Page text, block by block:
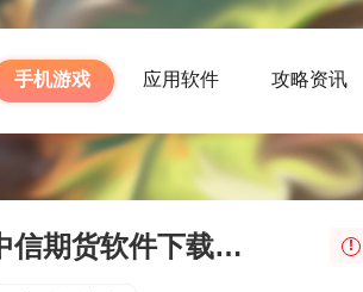
手机游戏 应用软件 攻略资讯
中信期货软件下载官方版-中信期货软件下载最新版下载